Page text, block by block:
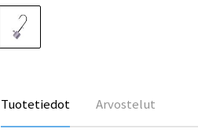
Tuotetiedot Arvostelut